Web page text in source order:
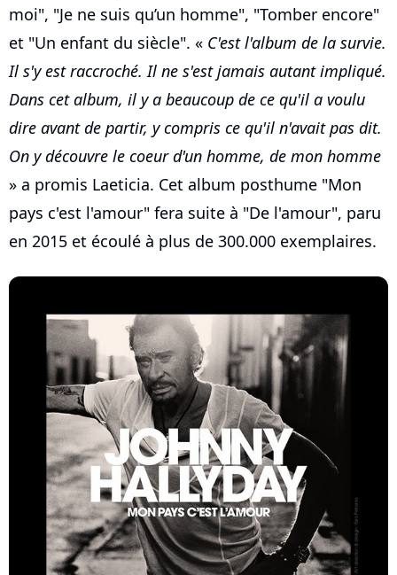
moi", "Je ne suis qu’un homme", "Tomber encore"
et "Un enfant du siècle". « C'est l'album de la survie.
Il s'y est raccroché. Il ne s'est jamais autant impliqué.
Dans cet album, il y a beaucoup de ce qu'il a voulu
dire avant de partir, y compris ce qu'il n'avait pas dit.
On y découvre le coeur d'un homme, de mon homme
» a promis Laeticia. Cet album posthume "Mon
pays c'est l'amour" fera suite à "De l'amour", paru
en 2015 et écoulé à plus de 300.000 exemplaires.